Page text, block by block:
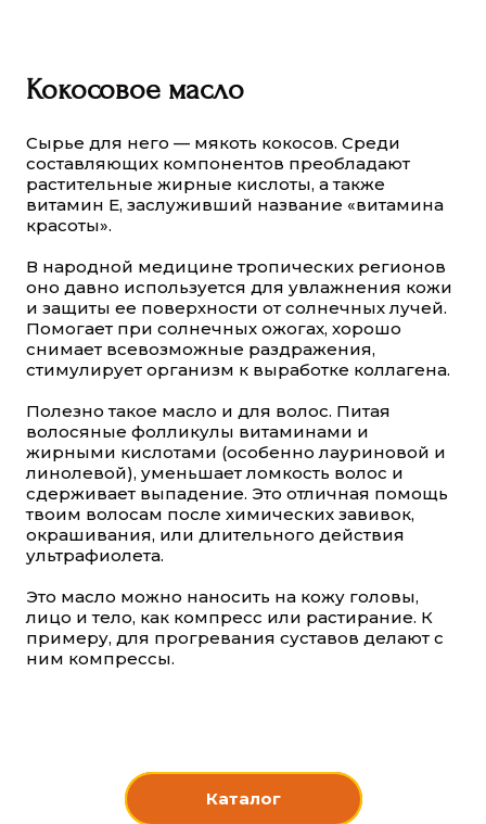
Кокосовое масло
Сырье для него — мякоть кокосов. Среди
составляющих компонентов преобладают
растительные жирные кислоты, а также
витамин Е, заслуживший название «витамина
красоты».
В народной медицине тропических регионов
оно давно используется для увлажнения кожи
и защиты ее поверхности от солнечных лучей.
Помогает при солнечных ожогах, хорошо
снимает всевозможные раздражения,
стимулирует организм к выработке коллагена.
Полезно такое масло и для волос. Питая
волосяные фолликулы витаминами и
жирными кислотами (особенно лауриновой и
линолевой), уменьшает ломкость волос и
сдерживает выпадение. Это отличная помощь
твоим волосам после химических завивок,
окрашивания, или длительного действия
ультрафиолета.
Это масло можно наносить на кожу головы,
лицо и тело, как компресс или растирание. К
примеру, для прогревания суставов делают с
ним компрессы.
Каталог